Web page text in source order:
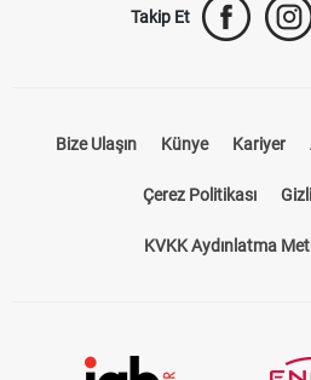
Takip Et
Bize Ulaşın Künye Kariyer
Çerez Politikası
KVKK Aydınlatma